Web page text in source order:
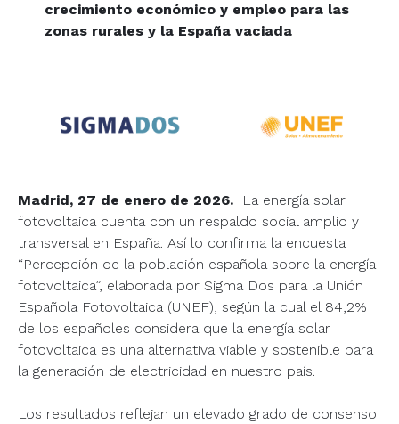
crecimiento económico y empleo para las
zonas rurales y la España vaciada
Madrid, 27 de enero de 2026.
La energía solar
fotovoltaica cuenta con un respaldo social amplio y
transversal en España. Así lo confirma la encuesta
“Percepción de la población española sobre la energía
fotovoltaica”, elaborada por Sigma Dos para la Unión
Española Fotovoltaica (UNEF), según la cual el 84,2%
de los españoles considera que la energía solar
fotovoltaica es una alternativa viable y sostenible para
la generación de electricidad en nuestro país.
Los resultados reflejan un elevado grado de consenso